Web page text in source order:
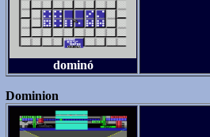
dominó
Dominion